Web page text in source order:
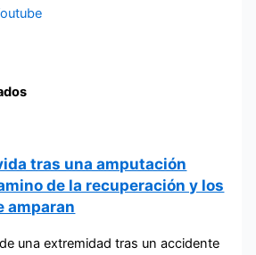
tras una amputación
de la recuperación y los
amparan
una extremidad tras un accidente